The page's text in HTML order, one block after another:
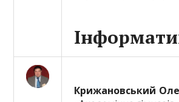
Крижановський